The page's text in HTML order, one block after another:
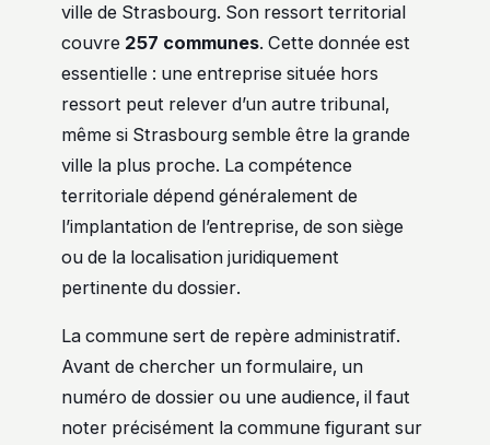
ville de Strasbourg. Son ressort territorial
couvre 257 communes. Cette donnée est
essentielle : une entreprise située hors
ressort peut relever d’un autre tribunal,
même si Strasbourg semble être la grande
ville la plus proche. La compétence
territoriale dépend généralement de
l’implantation de l’entreprise, de son siège
ou de la localisation juridiquement
pertinente du dossier.
La commune sert de repère administratif.
Avant de chercher un formulaire, un
numéro de dossier ou une audience, il faut
noter précisément la commune figurant sur